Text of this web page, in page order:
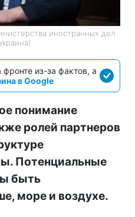
иностранных дел
из-за фактов, а
в Google
понимание
ролей партнеров
Потенциальные
быть
море и воздухе.